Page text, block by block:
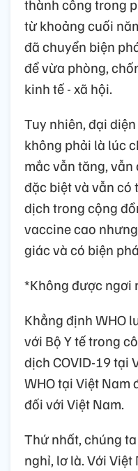
thành công trong
từ khoảng cuối
đã chuyển biện
để vừa phòng,
kinh tế - xã hội.
Tuy nhiên, đại
không phải là lúc
mắc vẫn tăng,
đặc biệt và vẫn có
dịch trong cộng
vaccine cao
giác và có biện
*Không được ngơi
Khẳng định WHO
với Bộ Y tế trong
dịch COVID-19 tại
WHO tại Việt Nam
đối với Việt Nam.
Thứ nhất, chúng
nghỉ, lơ là. Với